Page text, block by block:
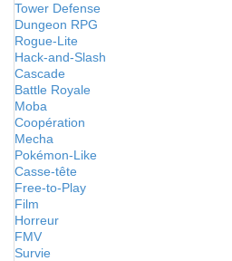
Tower Defense
Dungeon RPG
Rogue-Lite
Hack-and-Slash
Cascade
Battle Royale
Moba
Coopération
Mecha
Pokémon-Like
Casse-tête
Free-to-Play
Film
Horreur
FMV
Survie